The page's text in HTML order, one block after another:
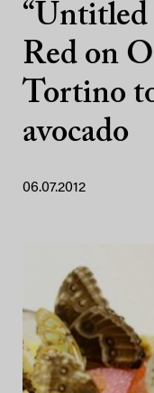
“Untitled
Red on
Tortino
avocado
06.07.2012